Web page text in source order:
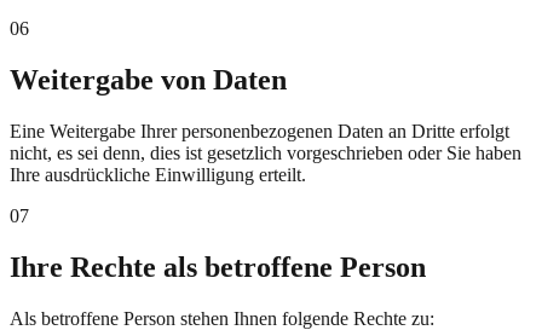
06
Weitergabe von Daten
Eine Weitergabe Ihrer personenbezogenen Daten an Dritte erfolgt
nicht, es sei denn, dies ist gesetzlich vorgeschrieben oder Sie haben
Ihre ausdrückliche Einwilligung erteilt.
07
Ihre Rechte als betroffene Person
Als betroffene Person stehen Ihnen folgende Rechte zu: